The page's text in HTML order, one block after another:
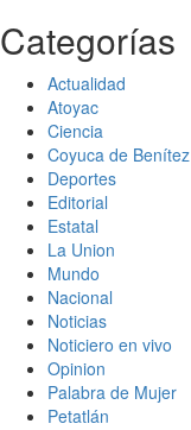
Categorías
Actualidad
Atoyac
Ciencia
Coyuca de Benítez
Deportes
Editorial
Estatal
La Union
Mundo
Nacional
Noticias
Noticiero en vivo
Opinion
Palabra de Mujer
Petatlán